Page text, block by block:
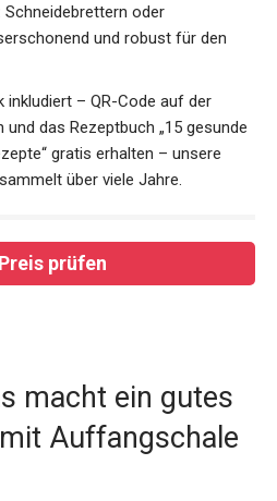
oder
und robust für den
inkludiert – QR-Code auf der
das Rezeptbuch „15 gesunde
gratis erhalten – unsere
über viele Jahre.
Preis prüfen
macht ein gutes
Auffangschale